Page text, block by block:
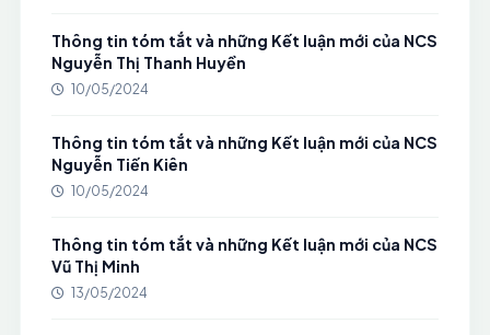
Thông tin tóm tắt và những Kết luận mới của NCS
Nguyễn Thị Thanh Huyền
10/05/2024
Thông tin tóm tắt và những Kết luận mới của NCS
Nguyễn Tiến Kiên
10/05/2024
Thông tin tóm tắt và những Kết luận mới của NCS
Vũ Thị Minh
13/05/2024